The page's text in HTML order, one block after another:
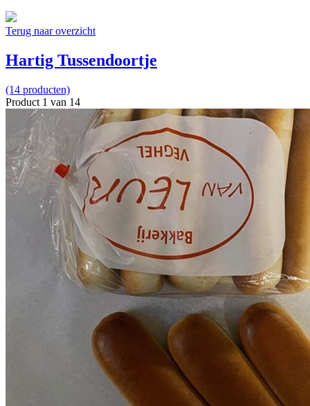
Terug naar overzicht
Hartig Tussendoortje
(14 producten)
Product 1 van 14